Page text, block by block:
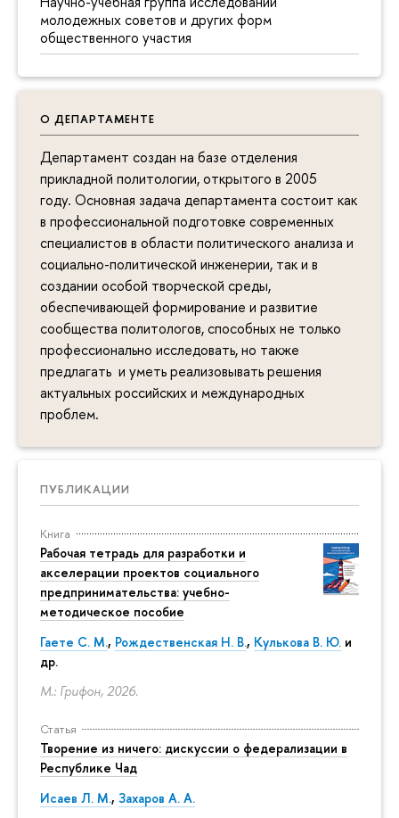
молодежных советов и других форм
общественного участия
О ДЕПАРТАМЕНТЕ
Департамент создан на базе отделения
прикладной политологии, открытого в 2005
году. Основная задача департамента состоит как
в профессиональной подготовке современных
специалистов в области политического анализа и
социально-политической инженерии, так и в
создании особой творческой среды,
обеспечивающей формирование и развитие
сообщества политологов, способных не только
профессионально исследовать, но также
предлагать и уметь реализовывать решения
актуальных российских и международных
проблем.
ПУБЛИКАЦИИ
Книга
Рабочая тетрадь для разработки и
акселерации проектов социального
предпринимательства: учебно-
методическое пособие
Гаете С. М., Рождественская Н. В., Кулькова В. Ю. и
др.
М.: Грифон, 2026.
Статья
Творение из ничего: дискуссии о федерализации в
Республике Чад
Исаев Л. М., Захаров А. А.